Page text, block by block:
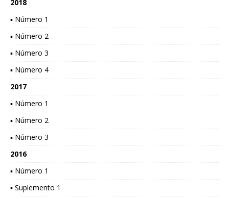
2018
▪ Número 1
▪ Número 2
▪ Número 3
▪ Número 4
2017
▪ Número 1
▪ Número 2
▪ Número 3
2016
▪ Número 1
▪ Suplemento 1